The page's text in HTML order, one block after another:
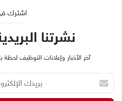
اشترك
نشرتنا
آخر الأخبار وإعلانات التوظيف
ي